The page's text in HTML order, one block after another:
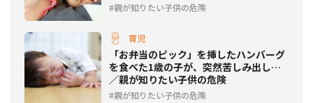
親が知りたい子供の危険
育児
「お弁当のピック」を挿したハンバーグ
を食べた1歳の子が、突然苦しみ出し…
／親が知りたい子供の危険
親が知りたい子供の危険